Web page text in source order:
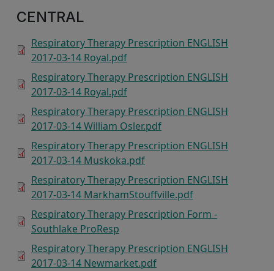
CENTRAL
Respiratory Therapy Prescription ENGLISH
2017-03-14 Royal.pdf
Respiratory Therapy Prescription ENGLISH
2017-03-14 Royal.pdf
Respiratory Therapy Prescription ENGLISH
2017-03-14 William Osler.pdf
Respiratory Therapy Prescription ENGLISH
2017-03-14 Muskoka.pdf
Respiratory Therapy Prescription ENGLISH
2017-03-14 MarkhamStouffville.pdf
Respiratory Therapy Prescription Form -
Southlake ProResp
Respiratory Therapy Prescription ENGLISH
2017-03-14 Newmarket.pdf